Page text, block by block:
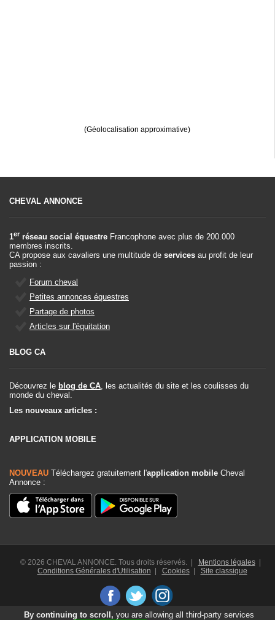
(Géolocalisation approximative)
CHEVAL ANNONCE
1er réseau social équestre Francophone avec plus de 200.000
membres inscrits.
CA propose aux cavaliers une multitude de services au profit de leur
passion :
Forum cheval
Petites annonces équestres
Partage de photos
Articles sur l'équitation
BLOG CA
Découvrez le blog de CA, les actualités du site et les coulisses du
monde du cheval.
Les nouveaux articles :
APPLICATION MOBILE
NOUVEAU Téléchargez gratuitement l'application mobile Cheval
Annonce :
© 2026 CHEVAL ANNONCE. Tous droits réservés. | Mentions légales|
Conditions Générales d'Utilisation
Cookies| Site classique
By continuing to scroll, you are allowing all third-party services